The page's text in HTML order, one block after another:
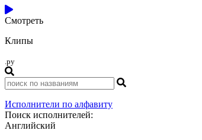
Смотреть
Клипы
.ру
Исполнители по алфавиту
Поиск исполнителей:
Английский